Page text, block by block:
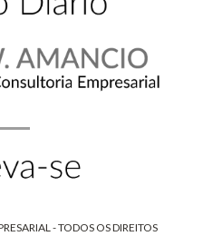
- TODOS OS DIREITOS